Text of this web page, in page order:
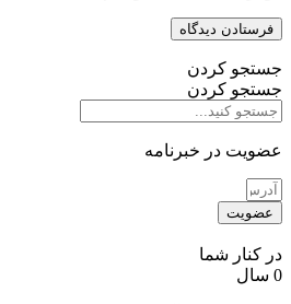
جستجو کردن
جستجو کردن
عضویت در خبرنامه
عضویت
در کنار شما
0 سال